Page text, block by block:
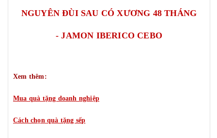
NGUYÊN ĐÙI SAU CÓ XƯƠNG 48 THÁNG
- JAMON IBERICO CEBO
Xem thêm:
Mua quà tặng doanh nghiệp
Cách chọn quà tặng sếp